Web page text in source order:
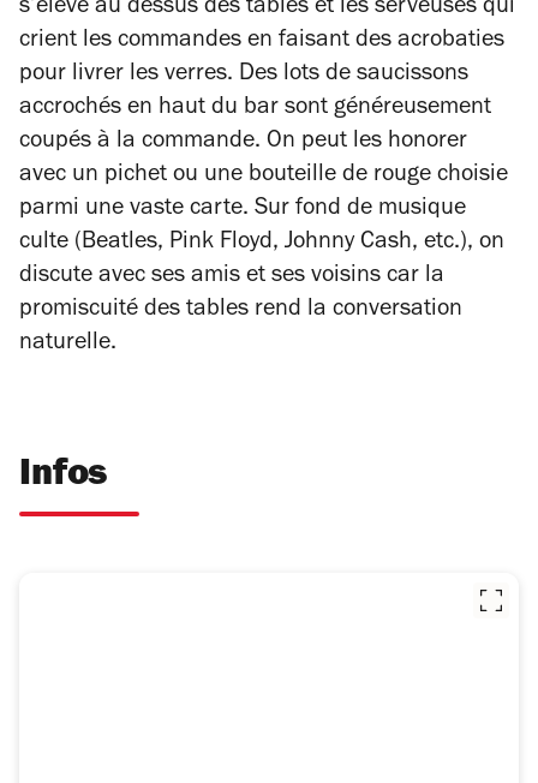
s’élève au dessus des tables et les serveuses qui
crient les commandes en faisant des acrobaties
pour livrer les verres. Des lots de saucissons
accrochés en haut du bar sont généreusement
coupés à la commande. On peut les honorer
avec un pichet ou une bouteille de rouge choisie
parmi une vaste carte. Sur fond de musique
culte (Beatles, Pink Floyd, Johnny Cash, etc.), on
discute avec ses amis et ses voisins car la
promiscuité des tables rend la conversation
naturelle.
Infos